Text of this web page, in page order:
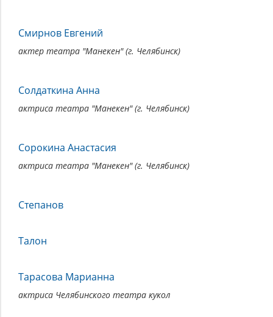
Смирнов Евгений
актер театра "Манекен" (г. Челябинск)
Солдаткина Анна
актриса театра "Манекен" (г. Челябинск)
Сорокина Анастасия
актриса театра "Манекен" (г. Челябинск)
Степанов
Талон
Тарасова Марианна
актриса Челябинского театра кукол